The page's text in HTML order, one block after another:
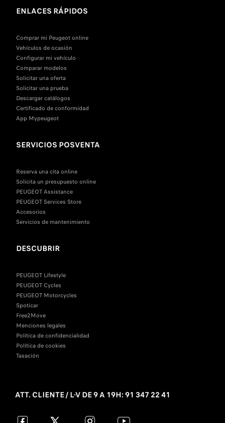
ENLACES RÁPIDOS
Comprar mi Peugeot online
Vehículos de ocasión
Configurar mi vehículo
Comparar modelos
Solicitar una oferta
Solicitar una prueba
Descargar catálogos
Certificado de conformidad
App Mypeugeot
SERVICIOS POSVENTA
Reserva una cita online
Solicita un presupuesto online
PEUGEOT Assistance
PEUGEOT Services Store
Accesorios
Servicios de mantenimiento
DESCUBRIR
PEUGEOT Lifestyle
PEUGEOT Cycles
PEUGEOT Motorcycles
Spoticar
Free2Move
Menciones legales
Política de confidencialidad
Política de cookies
Tasación
ATT. CLIENTE / L-V DE 9 A 19H: 91 347 22 41